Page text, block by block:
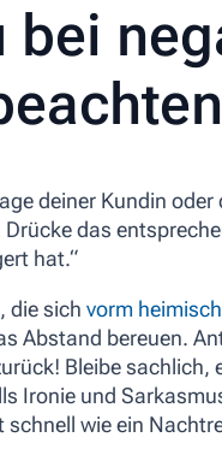
bei
deiner Kundin
das
hat.“
die sich vorm
Abstand bereuen.
Bleibe sachlich,
Ironie und
wie ein